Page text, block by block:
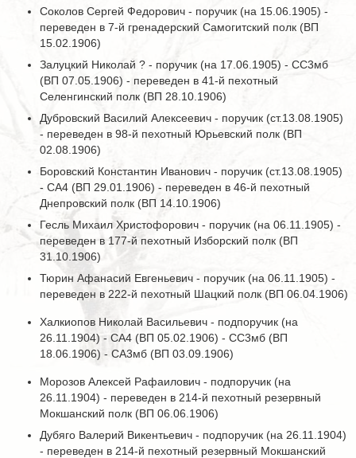
Соколов Сергей Федорович - поручик (на 15.06.1905) -
переведен в 7-й гренадерский Самогитский полк (ВП
15.02.1906)
Залуцкий Николай ? - поручик (на 17.06.1905) - СС3мб
(ВП 07.05.1906) - переведен в 41-й пехотный
Селенгинский полк (ВП 28.10.1906)
Дубровский Василий Алексеевич - поручик (ст.13.08.1905)
- переведен в 98-й пехотный Юрьевский полк (ВП
02.08.1906)
Боровский Константин Иванович - поручик (ст.13.08.1905)
- СА4 (ВП 29.01.1906) - переведен в 46-й пехотный
Днепровский полк (ВП 14.10.1906)
Гесль Михаил Христофорович - поручик (на 06.11.1905) -
переведен в 177-й пехотный Изборский полк (ВП
31.10.1906)
Тюрин Афанасий Евгеньевич - поручик (на 06.11.1905) -
переведен в 222-й пехотный Шацкий полк (ВП 06.04.1906)
Халкиопов Николай Васильевич - подпоручик (на
26.11.1904) - СА4 (ВП 05.02.1906) - СС3мб (ВП
18.06.1906) - СА3мб (ВП 03.09.1906)
Морозов Алексей Рафаилович - подпоручик (на
26.11.1904) - переведен в 214-й пехотный резервный
Мокшанский полк (ВП 06.06.1906)
Дубяго Валерий Викентьевич - подпоручик (на 26.11.1904)
- переведен в 214-й пехотный резервный Мокшанский